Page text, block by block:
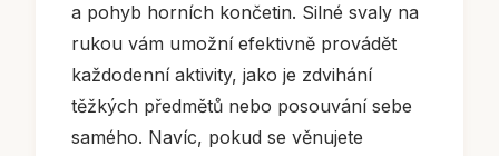
a pohyb horních končetin. Silné svaly na
rukou vám umožní efektivně provádět
každodenní aktivity, jako je zdvihání
těžkých předmětů nebo posouvání sebe
samého. Navíc, pokud se věnujete